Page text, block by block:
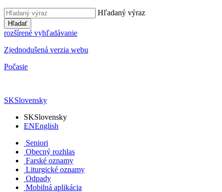
Hľadaný výraz
Hľadať
rozšírené vyhľadávanie
Zjednodušená verzia webu
Počasie
SKSlovensky
SKSlovensky
ENEnglish
Seniori
Obecný rozhlas
Farské oznamy
Liturgické oznamy
Odpady
Mobilná aplikácia